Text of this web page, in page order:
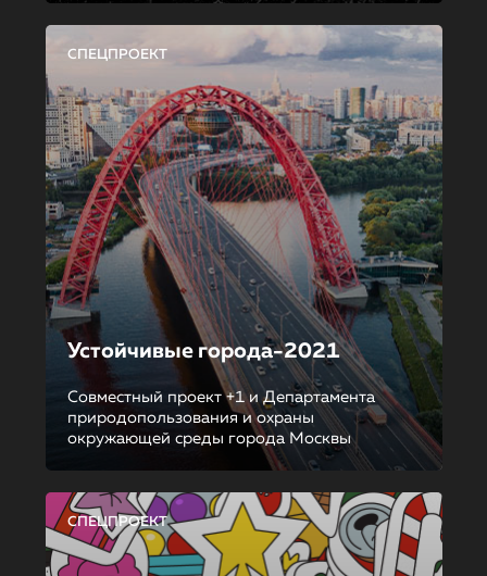
СПЕЦПРОЕКТ
Устойчивые города-2021
Совместный проект +1 и Департамента
природопользования и охраны
окружающей среды города Москвы
СПЕЦПРОЕКТ